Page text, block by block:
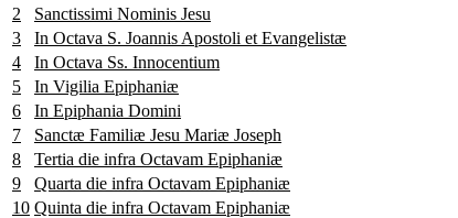
2
Sanctissimi Nominis Jesu
3
In Octava S. Joannis Apostoli et Evangelistæ
4
In Octava Ss. Innocentium
5
In Vigilia Epiphaniæ
6
In Epiphania Domini
7
Sanctæ Familiæ Jesu Mariæ Joseph
8
Tertia die infra Octavam Epiphaniæ
9
Quarta die infra Octavam Epiphaniæ
10 Quinta die infra Octavam Epiphaniæ